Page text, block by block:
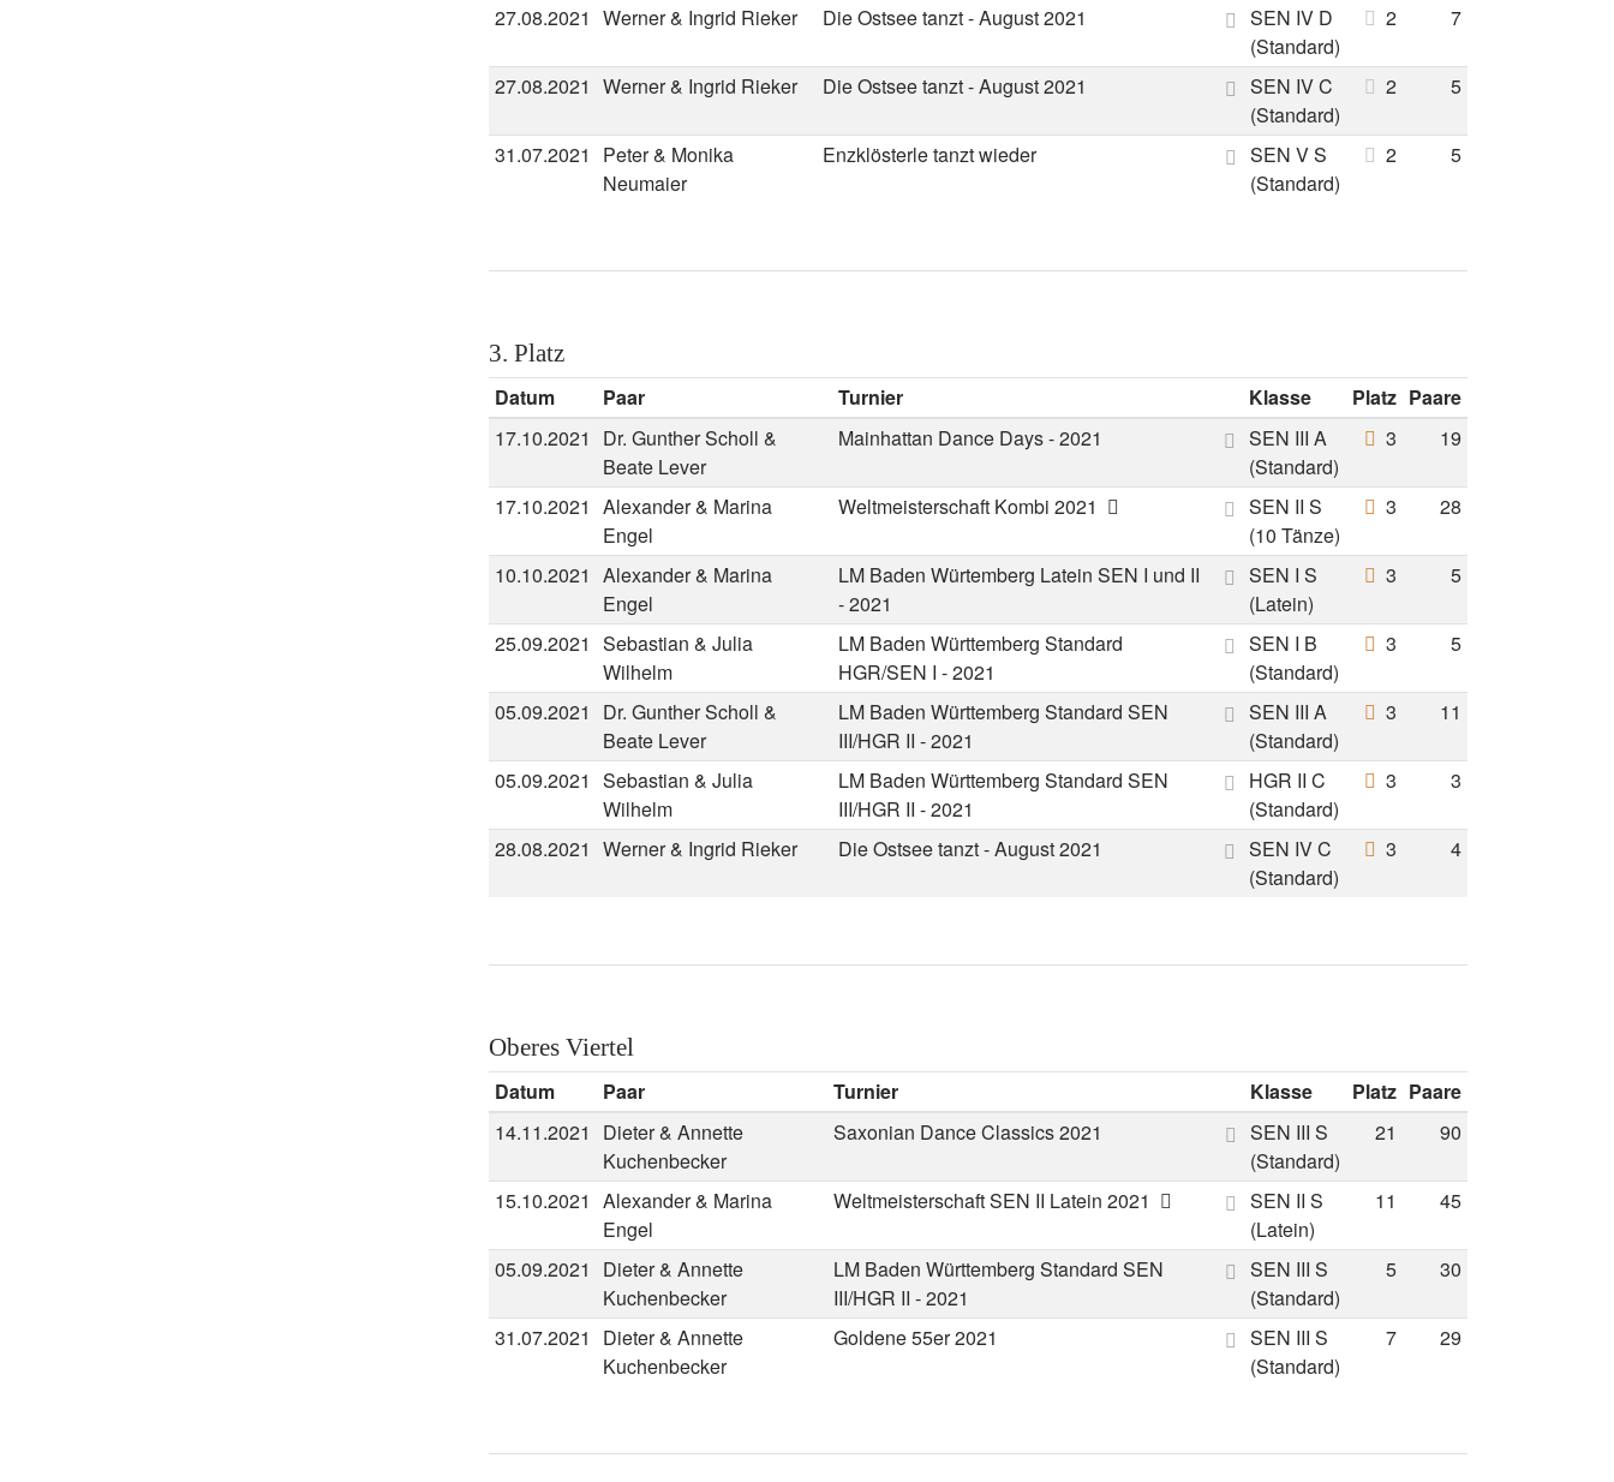
27.08.2021 Werner & Ingrid Rieker Die Ostsee tanzt - August 2021
SEN IV D
(Standard)
2 7
27.08.2021 Werner & Ingrid Rieker Die Ostsee tanzt - August 2021
SEN IV C
(Standard)
2 5
31.07.2021
Peter & Monika
Neumaier
Enzklösterle tanzt wieder
SEN V S
(Standard)
2 5
3. Platz
Datum
Paar Turnier Klasse Platz Paare
17.10.2021
Dr. Gunther Scholl &
Beate Lever
Mainhattan Dance Days - 2021
SEN III A
(Standard)
3 19
17.10.2021 Alexander & Marina
Engel
Weltmeisterschaft Kombi 2021
SEN II S
(10 Tänze)
3 28
10.10.2021 Alexander & Marina
Engel
LM Baden Würtemberg Latein SEN I und II
- 2021
SEN I S
(Latein)
3 5
25.09.2021 Sebastian & Julia
Wilhelm
LM Baden Württemberg Standard
HGR/SEN I - 2021
SEN I B
(Standard)
3 5
05.09.2021
Dr. Gunther Scholl &
Beate Lever
LM Baden Württemberg Standard SEN
III/HGR II - 2021
SEN III A
(Standard)
3 11
05.09.2021 Sebastian & Julia
Wilhelm
LM Baden Württemberg Standard SEN
III/HGR II - 2021
HGR II C
(Standard)
3 3
28.08.2021 Werner & Ingrid Rieker Die Ostsee tanzt - August 2021
SEN IV C
(Standard)
3 4
Oberes Viertel
Datum
Paar Turnier Klasse Platz Paare
14.11.2021
Dieter & Annette
Kuchenbecker
Saxonian Dance Classics 2021
SEN III S
(Standard)
21 90
15.10.2021 Alexander & Marina
Engel
Weltmeisterschaft SEN II Latein 2021
SEN II S
(Latein)
11 45
05.09.2021
Dieter & Annette
Kuchenbecker
LM Baden Württemberg Standard SEN
III/HGR II - 2021
SEN III S
(Standard)
5 30
31.07.2021
Dieter & Annette
Kuchenbecker
Goldene 55er 2021
SEN III S
(Standard)
7 29